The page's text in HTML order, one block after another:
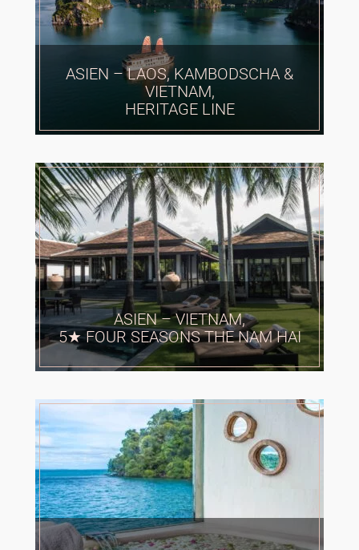
ASIEN – LAOS, KAMBODSCHA &
VIETNAM,
HERITAGE LINE
ASIEN – VIETNAM,
5★ FOUR SEASONS THE NAM HAI